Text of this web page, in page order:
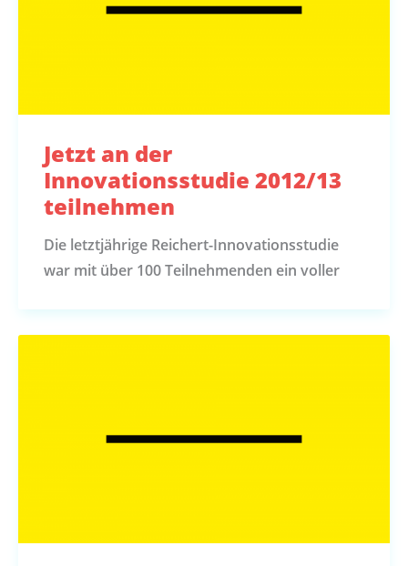
Jetzt an der
Innovationsstudie 2012/13
teilnehmen
Die letztjährige Reichert-Innovationsstudie
war mit über 100 Teilnehmenden ein voller